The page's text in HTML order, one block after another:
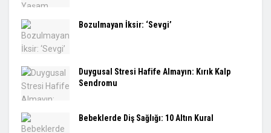
Bozulmayan İksir: ‘Sevgi’
Duygusal Stresi Hafife Almayın: Kırık Kalp
Sendromu
Bebeklerde Diş Sağlığı: 10 Altın Kural